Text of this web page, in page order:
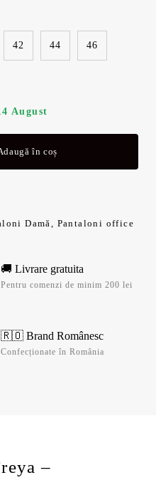
42 44 46
August
în coș
Damă, Pantaloni office
🚚 Livrare gratuita
Pentru comenzi de minim 200 lei
🇷🇴 Brand Românesc
Confecționate în România
–